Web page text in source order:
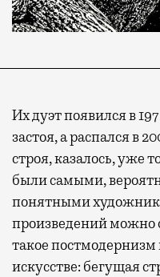
Их дуэт появился в
застоя, а распался в
строя, казалось, уже
были самыми,
понятными
произведений можно
такое постмодернизм
искусстве: бегущая